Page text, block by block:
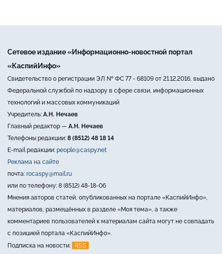
Сетевое издание «Информационно-новостной портал
«КаспийИнфо»
Свидетельство о регистрации ЭЛ № ФС 77 - 68109 от 21.12.2016, выдано
Федеральной службой по надзору в сфере связи, информационных
технологий и массовых коммуникаций
Учредитель: А.Н. Нечаев
Главный редактор — А.Н. Нечаев
Телефоны редакции: 8 (8512) 48 18 14
E-mail редакции: people@caspy.net
Реклама на сайте
почта: rocaspy@mail.ru
или по телефону: 8 (8512) 48-18-06
Мнения авторов статей, опубликованных на портале «КаспийИнфо»,
материалов, размещённых в разделе «Моя тема», а также
комментариев пользователей к материалам сайта могут не совпадать
с позицией портала «КаспийИнфо».
Подписка на новости:
RSS